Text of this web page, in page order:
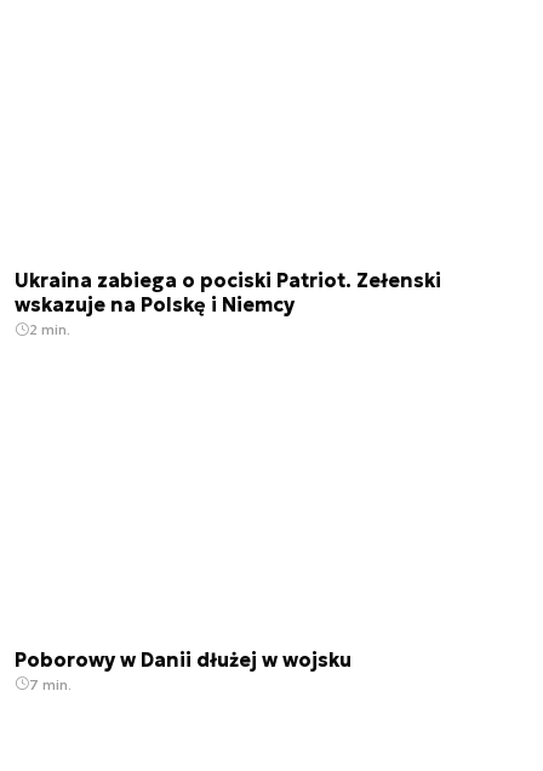
Ukraina zabiega o pociski Patriot. Zełenski
wskazuje na Polskę i Niemcy
2 min.
Poborowy w Danii dłużej w wojsku
7 min.